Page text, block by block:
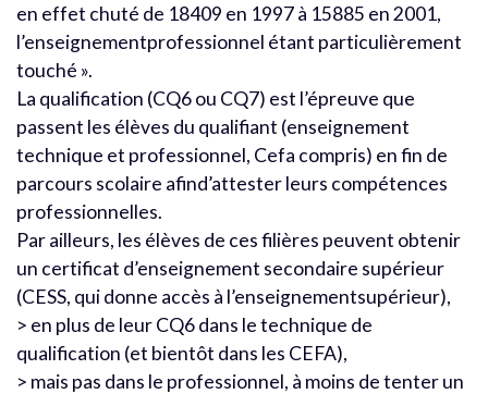
en effet chuté de 18409 en 1997 à 15885 en 2001,
l’enseignementprofessionnel étant particulièrement
touché ».
La qualification (CQ6 ou CQ7) est l’épreuve que
passent les élèves du qualifiant (enseignement
technique et professionnel, Cefa compris) en fin de
parcours scolaire afind’attester leurs compétences
professionnelles.
Par ailleurs, les élèves de ces filières peuvent obtenir
un certificat d’enseignement secondaire supérieur
(CESS, qui donne accès à l’enseignementsupérieur),
> en plus de leur CQ6 dans le technique de
qualification (et bientôt dans les CEFA),
> mais pas dans le professionnel, à moins de tenter un